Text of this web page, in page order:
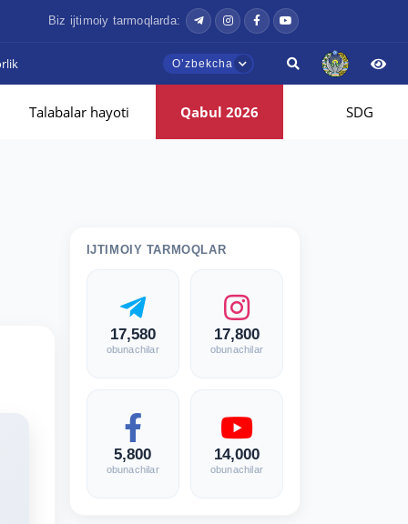
Biz ijtimoiy tarmoqlarda:
Oʼzbekcha
Talabalar hayoti Qabul 2026 SDG
IJTIMOIY TARMOQLAR
17,580
obunachilar
17,800
obunachilar
5,800
obunachilar
14,000
obunachilar